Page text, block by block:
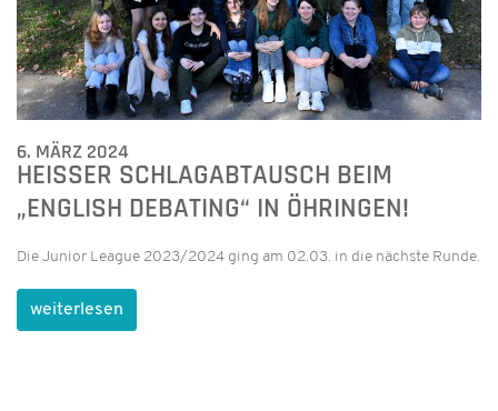
6. MÄRZ 2024
HEISSER SCHLAGABTAUSCH BEIM „
ENGLISH DEBATING“ IN ÖHRINGEN!
Die Junior League 2023/2024 ging am 02.03. in die nächste Runde.
weiterlesen